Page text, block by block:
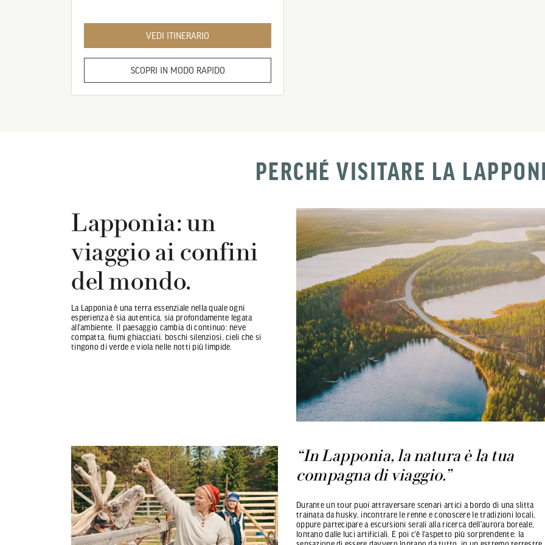
VEDI ITINERARIO
SCOPRI IN MODO RAPIDO
PERCHÉ VISITARE LA
Lapponia: un
viaggio ai confini
del mondo.
La Lapponia è una terra essenziale nella quale ogni
esperienza è sia autentica, sia profondamente legata
all’ambiente. Il paesaggio cambia di continuo: neve
compatta, fiumi ghiacciati, boschi silenziosi, cieli che si
tingono di verde e viola nelle notti più limpide.
“In Lapponia, la natura è la tua
compagna di viaggio.”
Durante un tour puoi attraversare scenari artici a bordo di una slitta
trainata da husky, incontrare le renne e conoscere le tradizioni locali,
oppure partecipare a escursioni serali alla ricerca dell’aurora boreale,
lontano dalle luci artificiali. E poi c’è l’aspetto più sorprendente: la